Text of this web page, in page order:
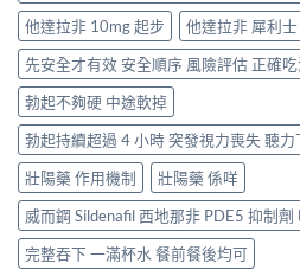
他達拉非 10mg 起步
他達拉非 犀利士
先安全才有效 安全順序 風險評估 正確
勃起不夠硬 中途軟掉
勃起持續超過 4 小時 突發視力喪失 聽
壯陽藥 作用機制
壯陽藥 係咩
威而鋼 Sildenafil 西地那非 PDE5 抑制
完整吞下 一滿杯水 餐前餐後均可